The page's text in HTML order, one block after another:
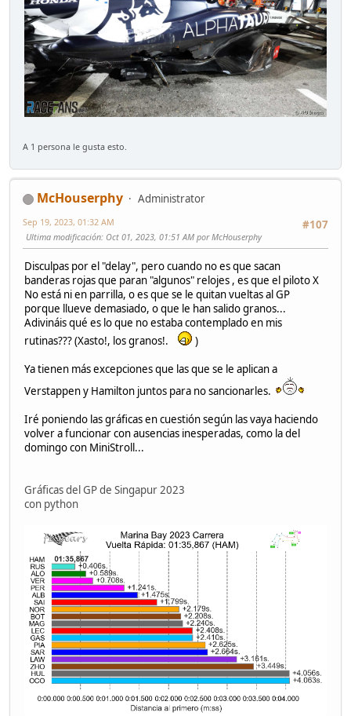
A 1 persona le gusta esto.
McHouserphy
Administrator
#107
Sep 19, 2023, 01:32 AM
Ultima modificación: Oct 01, 2023, 01:51 AM por McHouserphy
Disculpas por el "delay", pero cuando no es que sacan
banderas rojas que paran "algunos" relojes , es que el piloto X
No está ni en parrilla, o es que se le quitan vueltas al GP
porque llueve demasiado, o que le han salido granos...
Adivináis qué es lo que no estaba contemplado en mis
rutinas??? (Xasto!, los granos!.
)
Ya tienen más excepciones que las que se le aplican a
Verstappen y Hamilton juntos para no sancionarles.
Iré poniendo las gráficas en cuestión según las vaya haciendo
volver a funcionar con ausencias inesperadas, como la del
domingo con MiniStroll...
Gráficas del GP de Singapur 2023
con python